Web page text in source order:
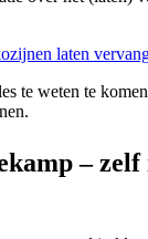
laten
te weten te
–